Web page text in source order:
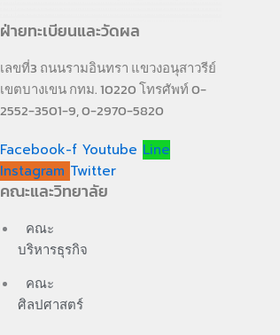
ฝ่ายทะเบียนและวัดผล
เลขที่3 ถนนรามอินทรา แขวงอนุสาวรีย์
เขตบางเขน กทม. 10220 โทรศัพท์ 0-
2552-3501-9, 0-2970-5820
Facebook-f Youtube Line
Instagram Twitter
คณะและวิทยาลัย
คณะ
บริหารธุรกิจ
คณะ
ศิลปศาสตร์